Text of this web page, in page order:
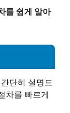
를 쉽게 알아
단히 설명드
차를 빠르게